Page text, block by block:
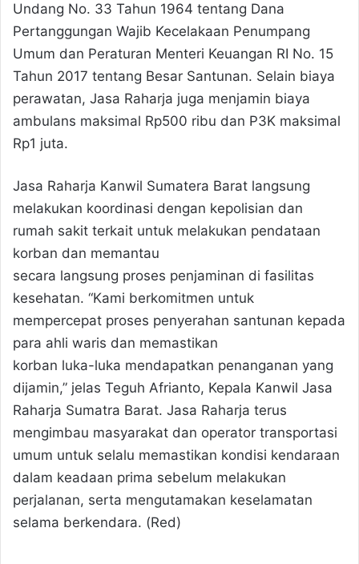
Undang No. 33 Tahun 1964 tentang Dana
Pertanggungan Wajib Kecelakaan Penumpang
Umum dan Peraturan Menteri Keuangan RI No. 15
Tahun 2017 tentang Besar Santunan. Selain biaya
perawatan, Jasa Raharja juga menjamin biaya
ambulans maksimal Rp500 ribu dan P3K maksimal
Rp1 juta.
Jasa Raharja Kanwil Sumatera Barat langsung
melakukan koordinasi dengan kepolisian dan
rumah sakit terkait untuk melakukan pendataan
korban dan memantau
secara langsung proses penjaminan di fasilitas
kesehatan. “Kami berkomitmen untuk
mempercepat proses penyerahan santunan kepada
para ahli waris dan memastikan
korban luka-luka mendapatkan penanganan yang
dijamin,” jelas Teguh Afrianto, Kepala Kanwil Jasa
Raharja Sumatra Barat. Jasa Raharja terus
mengimbau masyarakat dan operator transportasi
umum untuk selalu memastikan kondisi kendaraan
dalam keadaan prima sebelum melakukan
perjalanan, serta mengutamakan keselamatan
selama berkendara. (Red)